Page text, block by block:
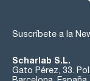
Suscríbete a la
Scharlab S.L.
Gato Pérez, 33.